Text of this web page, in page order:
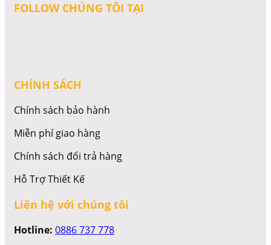
FOLLOW CHÚNG TÔI TẠI
CHÍNH SÁCH
Chính sách bảo hành
Miễn phí giao hàng
Chính sách đổi trả hàng
Hỗ Trợ Thiết Kế
Liên hệ với chúng tôi
Hotline: 0886 737 778